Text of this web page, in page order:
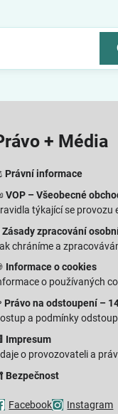
+ Média
Právní informace
VOP – Všeobecné
týkající se provozu
Zásady zpracování
chráníme a
Informace o cookies
o používaných
Právo na odstoupení –
a podmínky
Impresum
o provozovateli a
Bezpečnost
Facebook Instagram